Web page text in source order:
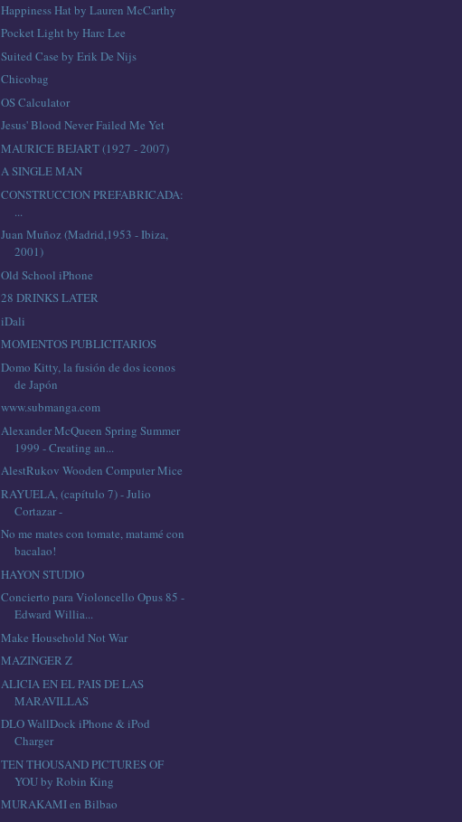
Happiness Hat by Lauren McCarthy
Pocket Light by Harc Lee
Suited Case by Erik De Nijs
Chicobag
OS Calculator
Jesus' Blood Never Failed Me Yet
MAURICE BEJART (1927 - 2007)
A SINGLE MAN
CONSTRUCCION PREFABRICADA:
...
Juan Muñoz (Madrid,1953 - Ibiza,
2001)
Old School iPhone
28 DRINKS LATER
iDali
MOMENTOS PUBLICITARIOS
Domo Kitty, la fusión de dos iconos
de Japón
www.submanga.com
Alexander McQueen Spring Summer
1999 - Creating an...
AlestRukov Wooden Computer Mice
RAYUELA, (capítulo 7) - Julio
Cortazar -
No me mates con tomate, matamé con
bacalao!
HAYON STUDIO
Concierto para Violoncello Opus 85 -
Edward Willia...
Make Household Not War
MAZINGER Z
ALICIA EN EL PAIS DE LAS
MARAVILLAS
DLO WallDock iPhone & iPod
Charger
TEN THOUSAND PICTURES OF
YOU by Robin King
MURAKAMI en Bilbao